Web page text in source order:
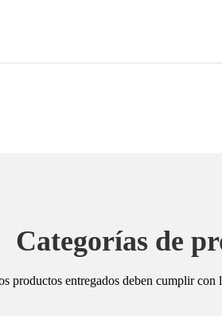
Categorías de
productos entregados deben cumplir con